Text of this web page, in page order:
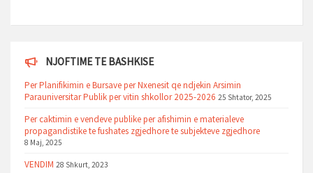
NJOFTIME TE BASHKISE
Per Planifikimin e Bursave per Nxenesit qe ndjekin Arsimin
Parauniversitar Publik per vitin shkollor 2025-2026 25 Shtator, 2025
Per caktimin e vendeve publike per afishimin e materialeve
propagandistike te fushates zgjedhore te subjekteve zgjedhore
8 Maj, 2025
VENDIM 28 Shkurt, 2023